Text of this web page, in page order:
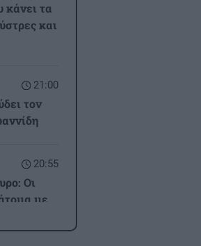
κάνει τα
και
21:00
τον
20:55
Οι
με